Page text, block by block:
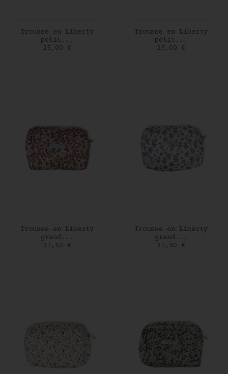
AJOUTER AU PANIER
Trousse en Liberty
petit...
Prix
25,00 €
AJOUTER AU PANIER
Trousse en Liberty
petit...
Prix
25,00 €
AJOUTER AU PANIER
Trousse en Liberty
grand...
Prix
37,50 €
AJOUTER AU PANIER
Trousse en Liberty
grand...
Prix
37,50 €